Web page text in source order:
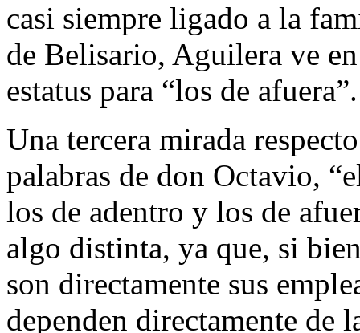
casi siempre ligado a la
de Belisario, Aguilera ve
estatus para “los de afuera”.
Una tercera mirada
palabras de don Octavio,
los de adentro y los de
algo distinta, ya que, si
son directamente sus
dependen directamente de